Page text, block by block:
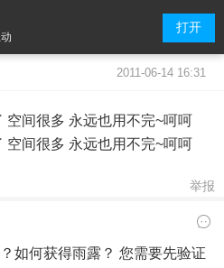
打开
2011-06-14 16:31
空间很多 永远也用不完~呵呵
空间很多 永远也用不完~呵呵
举报
如何获得雨露？ 您需要先验证